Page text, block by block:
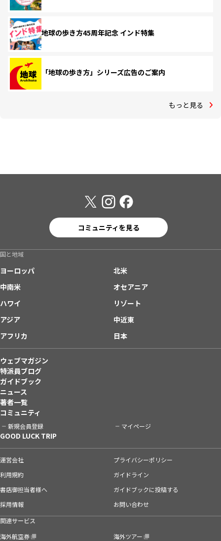
地球の歩き方45周年記念 インド特集
「地球の歩き方」シリーズ広告のご案内
もっと見る
コミュニティを見る
国と地域
ヨーロッパ
北米
中南米
オセアニア
ハワイ
リゾート
アジア
中近東
アフリカ
日本
ウェブマガジン
特派員ブログ
ガイドブック
ニュース
著者一覧
コミュニティ
新規会員登録 マイページ
GOOD LUCK TRIP
運営会社
プライバシーポリシー
利用規約
ガイドライン
書店御担当者様へ
ガイドブックに投稿する
採用情報
お問い合わせ
関連サービス
海外航空券
海外ツアー